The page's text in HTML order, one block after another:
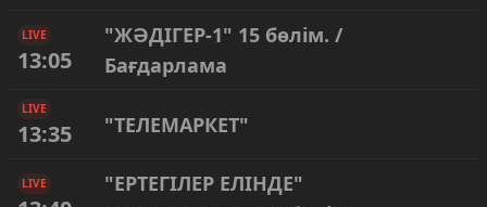
LIVE
13:05
"ЖӘДІГЕР-1" 15 бөлім. /
Бағдарлама
LIVE
13:35 "ТЕЛЕМАРКЕТ"
LIVE
"ЕРТЕГІЛЕР ЕЛІНДЕ"